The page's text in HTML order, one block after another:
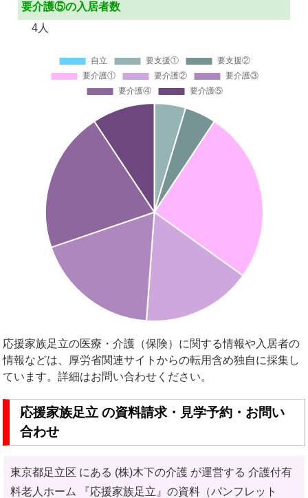
要介護⑤の入居者数
4人
応援家族足立の医療・介護（保険）に関する情報や入居者の
情報などは、厚労省関連サイトからの転用含め独自に採集し
ています。詳細はお問い合わせください。
応援家族足立 の資料請求・見学予約・お問い
合わせ
東京都足立区 にある (株)木下の介護 が運営する 介護付有
料老人ホーム
『応援家族足立』の資料（パンフレット